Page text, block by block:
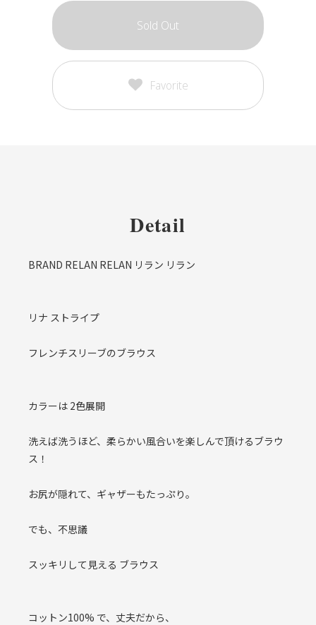
Sold Out
Favorite
Detail
BRAND RELAN RELAN リラン リラン
リナ ストライプ
フレンチスリーブのブラウス
カラーは 2色展開
洗えば洗うほど、柔らかい風合いを楽しんで頂けるブラウ
ス！
お尻が隠れて、ギャザーもたっぷり。
でも、不思議
スッキリして見える ブラウス
コットン100% で、丈夫だから、